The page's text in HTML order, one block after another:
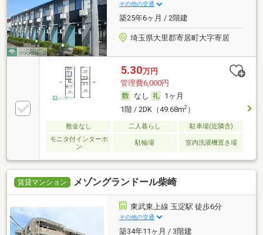
その他の交通
築25年6ヶ月 / 2階建
埼玉県大里郡寄居町大字寄居
5.30万円
管理費6,000円
なし
1ヶ月
1階 / 2DK（49.68m2）
敷金なし 二人暮らし
駐車場(近隣含)
モニタ付インターホ
ン
駐輪場 室内洗濯機置き場
賃貸マンション メゾングランドール柴崎
東武東上線 玉淀駅 徒歩6分
その他の交通
築34年11ヶ月 / 3階建